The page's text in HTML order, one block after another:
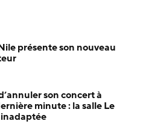
présente son nouveau
son concert à
minute : la salle Le